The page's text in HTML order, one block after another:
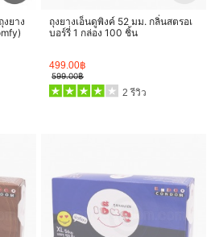
ยาง
ถุงยางเอ็นดูพิงค์ 52 มม. กลิ่นสตรอเ
บอร์รี่ 1 กล่อง 100 ชิ้น
499.00฿
599.00฿
2 รีวิว